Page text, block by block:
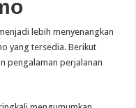
lebih menyenangkan
yang tersedia. Berikut
pengalaman perjalanan